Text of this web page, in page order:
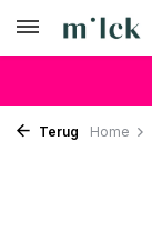
Terug Home